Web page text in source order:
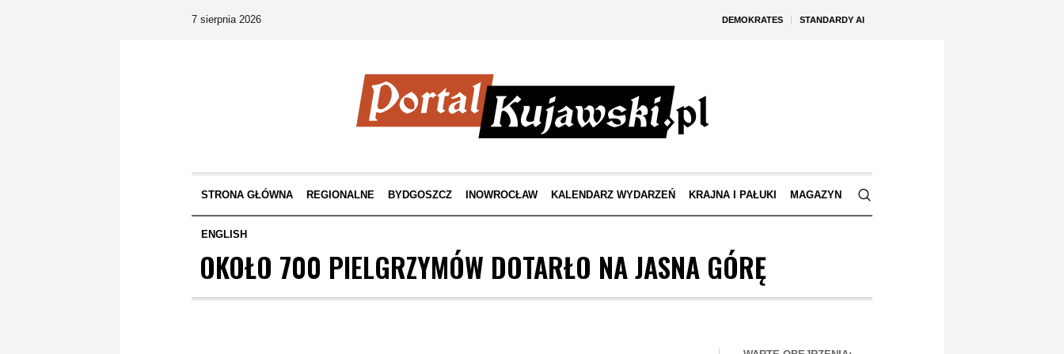
DEMOKRATES STANDARDY AI
7 sierpnia 2026
STRONA GŁÓWNA REGIONALNE BYDGOSZCZ INOWROCŁAW KALENDARZ WYDARZEŃ KRAJNA I PAŁUKI MAGAZYN
ENGLISH
OKOŁO 700 PIELGRZYMÓW DOTARŁO NA JASNA GÓRĘ